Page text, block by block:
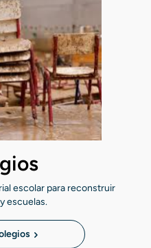
escolar para reconstruir
escuelas.